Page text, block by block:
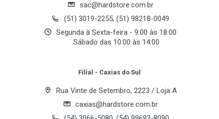
Email Address
sac@hardstore.com.br
(51) 3019-2255, (51) 98218-0049
Segunda à Sexta-feira - 9:00 às 18:00
Sábado das 10:00 às 14:00
Filial - Caxias do Sul
Rua Vinte de Setembro, 2223 / Loja A
caxias@hardstore.com.br